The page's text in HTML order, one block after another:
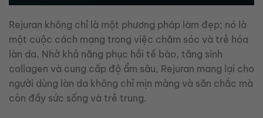
Rejuran không chỉ là một phương pháp làm đẹp; nó là
một cuộc cách mạng trong việc chăm sóc và trẻ hóa
làn da. Nhờ khả năng phục hồi tế bào, tăng sinh
collagen và cung cấp độ ẩm sâu, Rejuran mang lại cho
người dùng làn da không chỉ mịn màng và săn chắc mà
còn đầy sức sống và trẻ trung.